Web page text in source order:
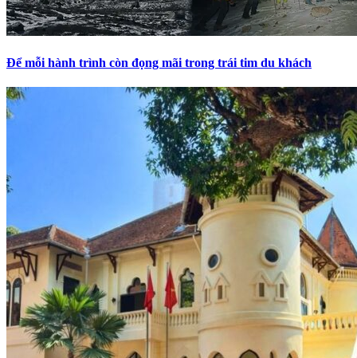
Để mỗi hành trình còn đọng mãi trong trái tim du khách